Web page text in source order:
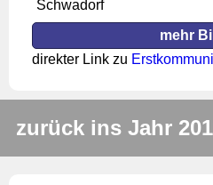
Schwadorf
mehr
direkter Link zu
zurück ins Jahr